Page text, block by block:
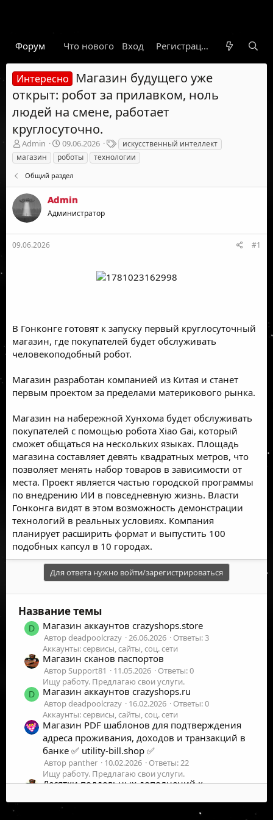
Форум Что нового Гарант Новости
Вход Регистрация
Интересно
Магазин будущего уже
открыт: робот за прилавком, ноль
людей на смене, работает
круглосуточно.
А
в
т
о
р
т
е
м
Admin
Д
а
т
а
н
а
а
09.06.2026
Т
е
г
искусственный интеллект
магазин
роботы технологии
Общий раздел
Admin
Администратор
09.06.2026 #1
В Гонконге готовят к запуску первый круглосуточный
магазин, где покупателей будет обслуживать
человекоподобный робот.
Магазин разработан компанией из Китая и станет
первым проектом за пределами материкового рынка.
Магазин на набережной Хунхома будет обслуживать
покупателей с помощью робота Xiao Gai, который
сможет общаться на нескольких языках. Площадь
магазина составляет девять квадратных метров, что
позволяет менять набор товаров в зависимости от
места. Проект является частью городской программы
по внедрению ИИ в повседневную жизнь. Власти
Гонконга видят в этом возможность демонстрации
технологий в реальных условиях. Компания
планирует расширить формат и выпустить 100
подобных капсул в 10 городах.
Для ответа нужно войти/зарегистрироваться
Название темы
D Магазин аккаунтов crazyshops.store
Автор deadpoolcrazy 26.06.2026
Ответы: 3
Аккаунты: сервисы, сайты, соц. сети
Магазин сканов паспортов
Автор Support81 11.05.2026
Ответы: 0
Ищу работу. Предлагаю свои услуги.
D Магазин аккаунтов crazyshops.ru
Автор deadpoolcrazy 16.02.2026
Ответы: 0
Аккаунты: сервисы, сайты, соц. сети
Магазин PDF шаблонов для подтверждения
адреса проживания, доходов и транзакций в
банке ✅ utility-bill.shop ✅
Автор panther 10.02.2026
Ответы: 22
Ищу работу. Предлагаю свои услуги.
Десятки поддельных дополнений к
чтобы выкачивать криптовалюту